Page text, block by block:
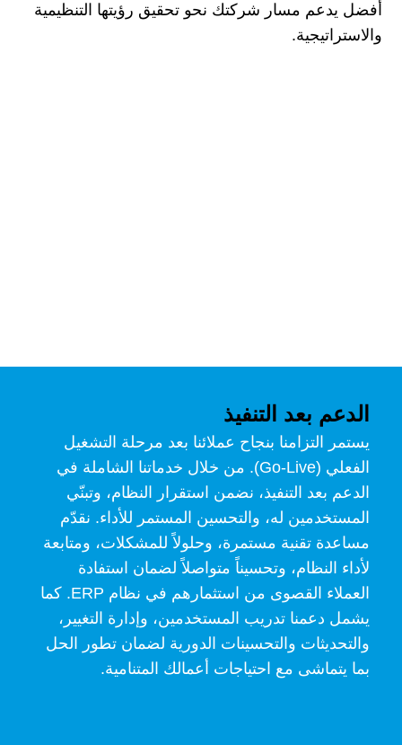
أفضل يدعم مسار شركتك نحو تحقيق رؤيتها التنظيمية
والاستراتيجية.
الدعم بعد التنفيذ
يستمر التزامنا بنجاح عملائنا بعد مرحلة التشغيل
الفعلي (Go-Live). من خلال خدماتنا الشاملة في
الدعم بعد التنفيذ، نضمن استقرار النظام، وتبنّي
المستخدمين له، والتحسين المستمر للأداء. نقدّم
مساعدة تقنية مستمرة، وحلولاً للمشكلات، ومتابعة
لأداء النظام، وتحسيناً متواصلاً لضمان استفادة
العملاء القصوى من استثمارهم في نظام ERP. كما
يشمل دعمنا تدريب المستخدمين، وإدارة التغيير،
والتحديثات والتحسينات الدورية لضمان تطور الحل
بما يتماشى مع احتياجات أعمالك المتنامية.